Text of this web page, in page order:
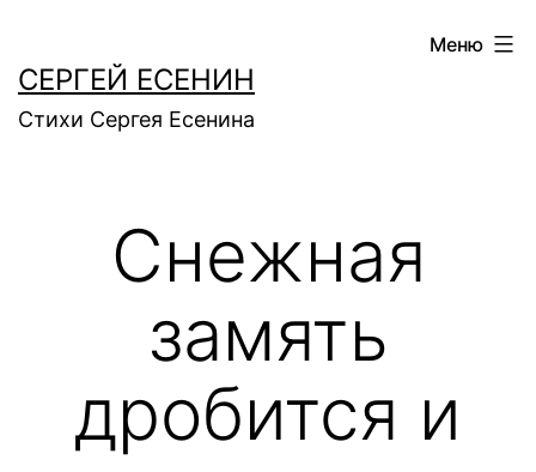
содержимому
СЕРГЕЙ ЕСЕНИН
Стихи Сергея Есенина
Меню
Снежная
замять
дробится и